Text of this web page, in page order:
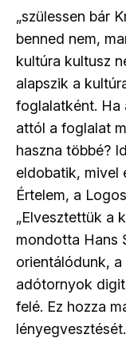
„szülessen bár
benned nem,
kultúra kultusz
alapszik a
foglalatként. Ha
attól a foglalat
haszna többé?
eldobatik, mivel
Értelem, a
„Elvesztettük a
mondotta Hans
orientálódunk, a
adótornyok
felé. Ez hozza